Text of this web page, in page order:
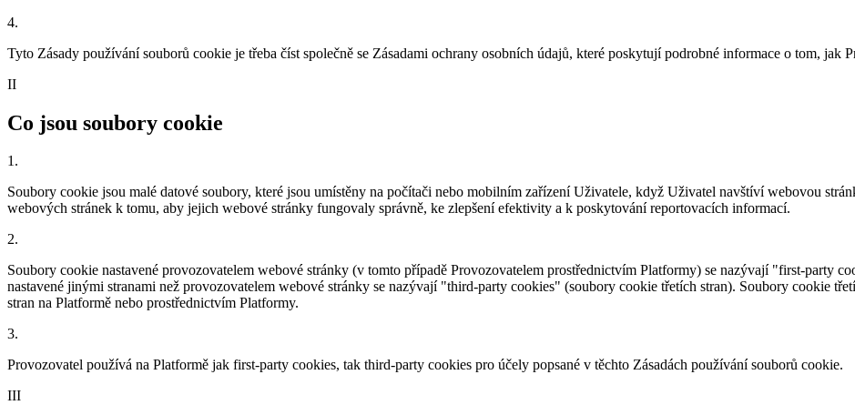
4.
Tyto Zásady používání souborů cookie je třeba číst společně se Zásadami ochrany osobních údajů, které poskytují podrobné informace o tom, jak
II
Co jsou soubory cookie
1.
Soubory cookie jsou malé datové soubory, které jsou umístěny na počítači nebo mobilním zařízení Uživatele, když Uživatel navštíví webovou
webových stránek k tomu, aby jejich webové stránky fungovaly správně, ke zlepšení efektivity a k poskytování reportovacích informací.
2.
Soubory cookie nastavené provozovatelem webové stránky (v tomto případě Provozovatelem prostřednictvím Platformy) se nazývají "first-party
nastavené jinými stranami než provozovatelem webové stránky se nazývají "third-party cookies" (soubory cookie třetích stran). Soubory cookie
stran na Platformě nebo prostřednictvím Platformy.
3.
Provozovatel používá na Platformě jak first-party cookies, tak third-party cookies pro účely popsané v těchto Zásadách používání souborů cookie.
III